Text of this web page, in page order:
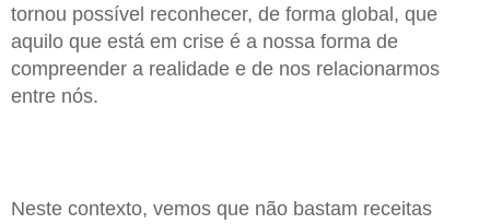
tornou possível reconhecer, de forma global, que
aquilo que está em crise é a nossa forma de
compreender a realidade e de nos relacionarmos
entre nós.
Neste contexto, vemos que não bastam receitas